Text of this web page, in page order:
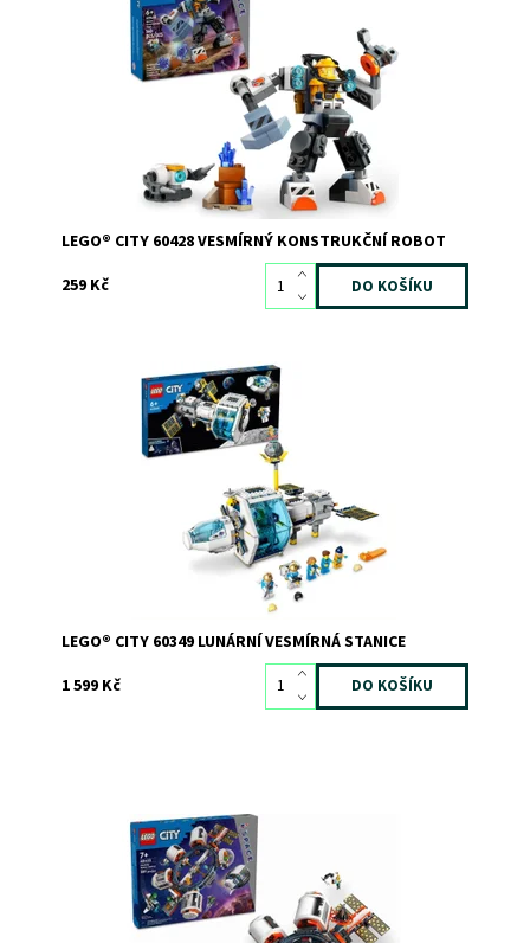
dobrodružství!
Dostupnost:
Skladem1
11343
LEGO® CITY 60428 VESMÍRNÝ KONSTRUKČNÍ ROBOT
259 Kč
Vystřelte dětskou představivost na oběžnou dráhu s
průzkumnou sadou inspirovanou NASA
Dostupnost:
Skladem2
LEGO® CITY 60349 LUNÁRNÍ VESMÍRNÁ STANICE
1 599 Kč
Hvězdná stavebnice LEGO® Vesmírná stanice pro
fanoušky vesmírných lodí
Dostupnost:
Skladem2
11355